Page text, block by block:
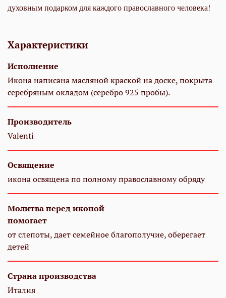
духовным подарком для каждого православного человека!
Характеристики
Исполнение
Икона написана масляной краской на доске, покрыта
серебряным окладом (серебро 925 пробы).
Производитель
Valenti
Освящение
икона освящена по полному православному обряду
Молитва перед иконой
помогает
от слепоты, дает семейное благополучие, оберегает
детей
Страна производства
Италия